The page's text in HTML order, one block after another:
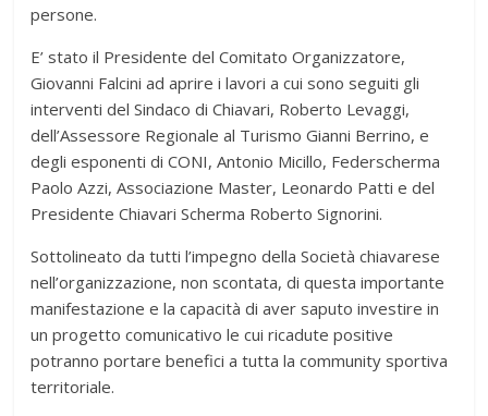
persone.
E’ stato il Presidente del Comitato Organizzatore,
Giovanni Falcini ad aprire i lavori a cui sono seguiti gli
interventi del Sindaco di Chiavari, Roberto Levaggi,
dell’Assessore Regionale al Turismo Gianni Berrino, e
degli esponenti di CONI, Antonio Micillo, Federscherma
Paolo Azzi, Associazione Master, Leonardo Patti e del
Presidente Chiavari Scherma Roberto Signorini.
Sottolineato da tutti l’impegno della Società chiavarese
nell’organizzazione, non scontata, di questa importante
manifestazione e la capacità di aver saputo investire in
un progetto comunicativo le cui ricadute positive
potranno portare benefici a tutta la community sportiva
territoriale.